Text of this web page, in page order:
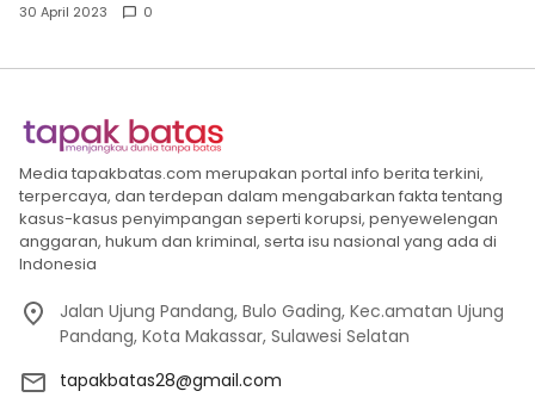
30 April 2023 0
Media tapakbatas.com merupakan portal info berita terkini,
terpercaya, dan terdepan dalam mengabarkan fakta tentang
kasus-kasus penyimpangan seperti korupsi, penyewelengan
anggaran, hukum dan kriminal, serta isu nasional yang ada di
Indonesia
Jalan Ujung Pandang, Bulo Gading, Kec.amatan Ujung
Pandang, Kota Makassar, Sulawesi Selatan
tapakbatas28@gmail.com